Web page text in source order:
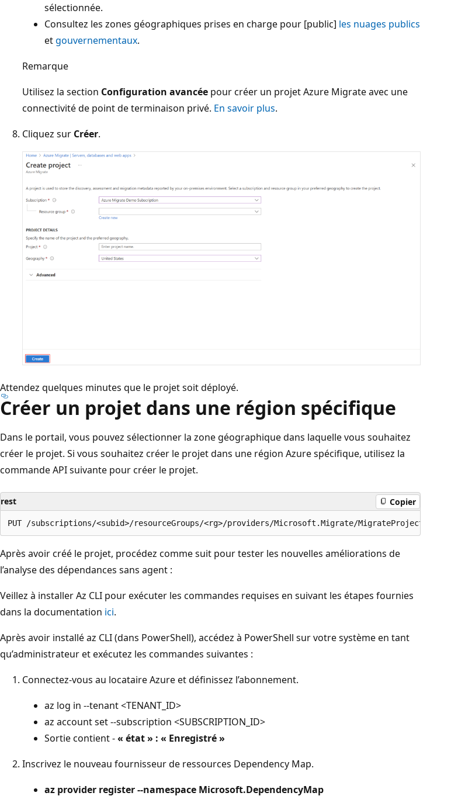
sélectionnée.
Consultez les zones géographiques prises en charge pour [public] les nuages publics
etgouvernementaux.
Remarque
Utilisez la section Configuration avancée pour créer un projet Azure Migrate avec une
connectivité de point de terminaison privé. En savoir plus.
Cliquez sur Créer.
Attendez quelques minutes que le projet soit déployé.
Créer un projet dans une région spécifique
Dans le portail, vous pouvez sélectionner la zone géographique dans laquelle vous souhaitez
créer le projet. Si vous souhaitez créer le projet dans une région Azure spécifique, utilisez la
commande API suivante pour créer le projet.
rest Copier
Après avoir créé le projet, procédez comme suit pour tester les nouvelles améliorations de
l’analyse des dépendances sans agent :
Veillez à installer Az CLI pour exécuter les commandes requises en suivant les étapes fournies
dans la documentation ici.
Après avoir installé az CLI (dans PowerShell), accédez à PowerShell sur votre système en tant
qu’administrateur et exécutez les commandes suivantes :
Connectez-vous au locataire Azure et définissez l’abonnement.
az log in --tenant <TENANT_ID>
az account set --subscription <SUBSCRIPTION_ID>
Sortie contient -« état » : « Enregistré »
Inscrivez le nouveau fournisseur de ressources Dependency Map.
az provider register --namespace Microsoft.DependencyMap